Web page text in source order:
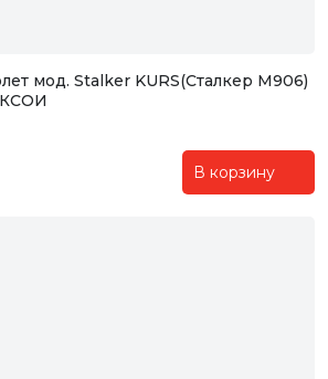
мод. Stalker KURS(Сталкер М906)
КСОИ
В корзину